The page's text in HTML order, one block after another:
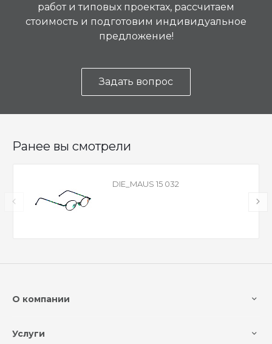
работ и типовых проектах, рассчитаем
стоимость и подготовим индивидуальное
предложение!
Задать вопрос
Ранее вы смотрели
DIE_MAUS 15 032
О компании
Услуги